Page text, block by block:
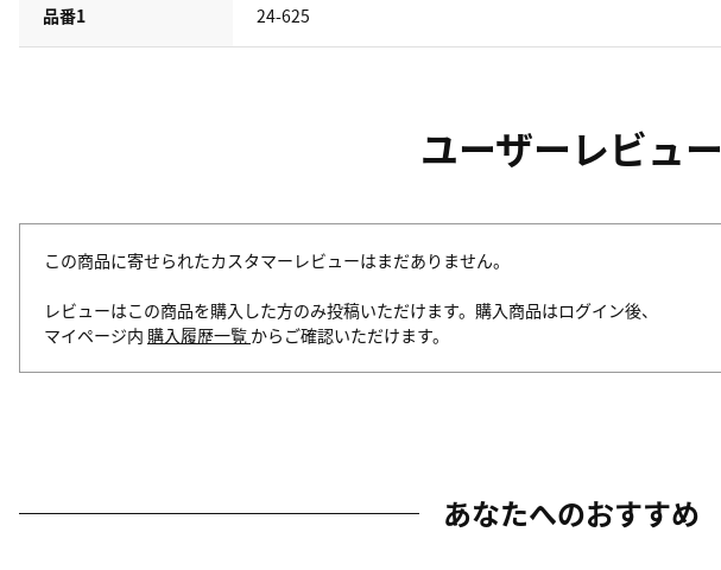
品番1 24-625
ユーザーレビュー
この商品に寄せられたカスタマーレビューはまだありません。
レビューはこの商品を購入した方のみ投稿いただけます。購入商品はログイン後、
マイページ内 購入履歴一覧 からご確認いただけます。
あなたへのおすすめ